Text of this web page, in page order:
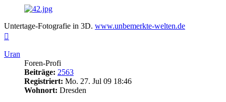
Untertage-Fotografie in 3D. www.unbemerkte-welten.de
Uran
Foren-Profi
Beiträge: 2563
Registriert: Mo. 27. Jul 09 18:46
Wohnort: Dresden